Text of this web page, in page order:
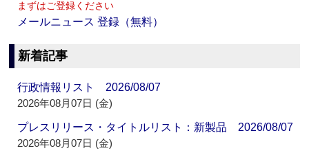
まずはご登録ください
メールニュース 登録（無料）
新着記事
行政情報リスト 2026/08/07
2026年08月07日 (金)
プレスリリース・タイトルリスト：新製品 2026/08/07
2026年08月07日 (金)